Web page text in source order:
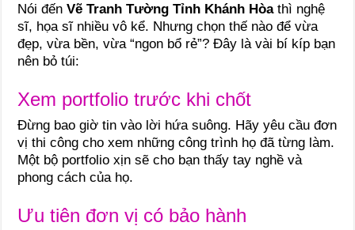
Nói đếnVẽ Tranh Tường Tỉnh Khánh Hòathì nghệ
sĩ, họa sĩ nhiều vô kể. Nhưng chọn thế nào để vừa
đẹp, vừa bền, vừa “ngon bổ rẻ”? Đây là vài bí kíp bạn
nên bỏ túi:
Xem portfolio trước khi chốt
Đừng bao giờ tin vào lời hứa suông. Hãy yêu cầu đơn
vị thi công cho xem những công trình họ đã từng làm.
Một bộ portfolio xịn sẽ cho bạn thấy tay nghề và
phong cách của họ.
Ưu tiên đơn vị có bảo hành